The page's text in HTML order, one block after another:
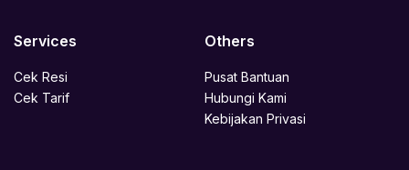
Services
Cek Resi
Cek Tarif
Others
Pusat Bantuan
Hubungi Kami
Kebijakan Privasi